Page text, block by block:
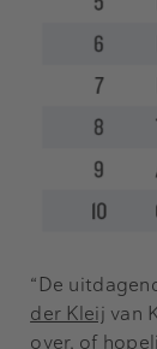
“De
der Kleij van
over, of